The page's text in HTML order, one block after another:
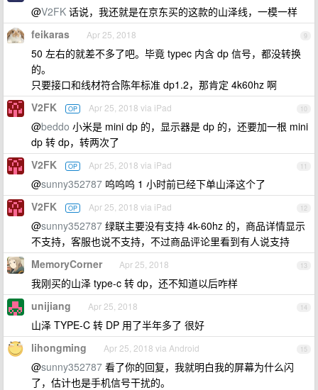
@V2FK 话说，我还就是在京东买的这款的山泽线，一模一样
9
feikaras Apr 25, 2018
50 左右的就差不多了吧。毕竟 typec 内含 dp 信号，都没转换
的。
只要接口和线材符合陈年标准 dp1.2，那肯定 4k60hz 啊
10
V2FK OP Apr 25, 2018 via iPad
@beddo 小米是 mini dp 的，显示器是 dp 的，还要加一根 mini
dp 转 dp，转两次了
11
V2FK OP Apr 25, 2018 via iPad
@sunny352787 呜呜呜 1 小时前已经下单山泽这个了
12
V2FK OP Apr 25, 2018 via iPad
@sunny352787 绿联主要没有支持 4k-60hz 的，商品详情显示
不支持，客服也说不支持，不过商品评论里看到有人说支持
13
MemoryCorner Apr 25, 2018
我刚买的山泽 type-c 转 dp，还不知道以后咋样
14
unijiang Apr 25, 2018
山泽 TYPE-C 转 DP 用了半年多了 很好
15
lihongming Apr 25, 2018 via Android
@sunny352787 看了你的回复，我就明白我的屏幕为什么闪
了，估计也是手机信号干扰的。